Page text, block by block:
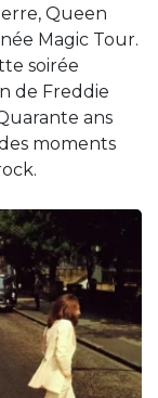
Queen
Magic Tour.
soirée
de Freddie
ans
moments